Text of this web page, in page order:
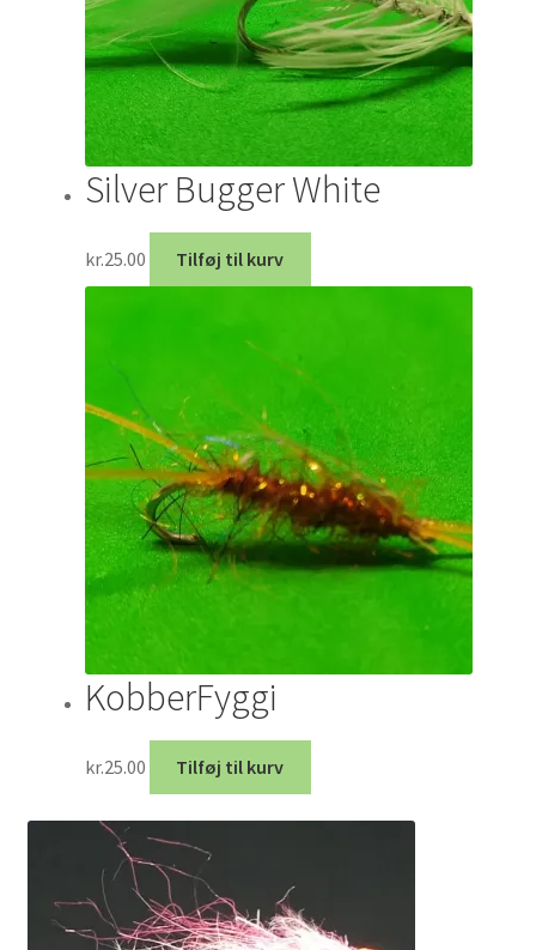
Silver Bugger White
kr.25.00 Tilføj til kurv
KobberFyggi
kr.25.00 Tilføj til kurv